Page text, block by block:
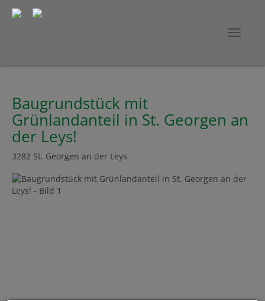
Baugrundstück mit
Grünlandanteil in St. Georgen an
der Leys!
3282 St. Georgen an der Leys